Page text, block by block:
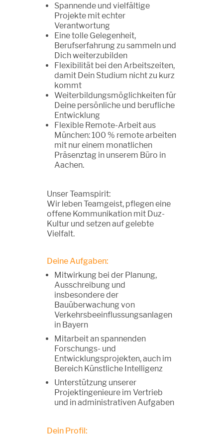
Spannende und vielfältige
Projekte mit echter
Verantwortung
Eine tolle Gelegenheit,
Berufserfahrung zu sammeln und
Dich weiterzubilden
Flexibilität bei den Arbeitszeiten,
damit Dein Studium nicht zu kurz
kommt
Weiterbildungsmöglichkeiten für
Deine persönliche und berufliche
Entwicklung
Flexible Remote-Arbeit aus
München: 100 % remote arbeiten
mit nur einem monatlichen
Präsenztag in unserem Büro in
Aachen.
Unser Teamspirit:
Wir leben Teamgeist, pflegen eine
offene Kommunikation mit Duz-
Kultur und setzen auf gelebte
Vielfalt.
Deine Aufgaben:
Mitwirkung bei der Planung,
Ausschreibung und
insbesondere der
Bauüberwachung von
Verkehrsbeeinflussungsanlagen
in Bayern
Mitarbeit an spannenden
Forschungs- und
Entwicklungsprojekten, auch im
Bereich Künstliche Intelligenz
Unterstützung unserer
Projektingenieure im Vertrieb
und in administrativen Aufgaben
Dein Profil: